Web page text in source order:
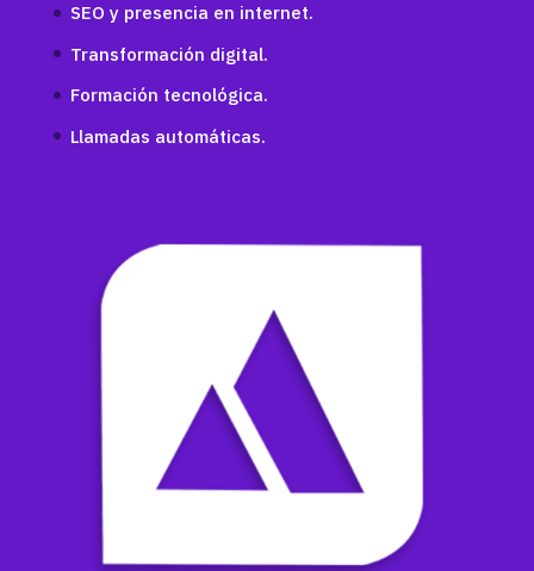
SEO y presencia en internet.
Transformación digital.
Formación tecnológica.
Llamadas automáticas.